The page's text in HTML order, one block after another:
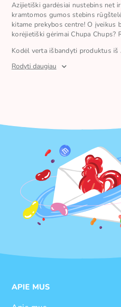
Azijietiški gardėsiai nustebins net
kramtomos gumos stebins
kitame prekybos centre! O
korėjietiški gėrimai Chupa
Kodėl verta išbandyti produktus iš
Azijos produktai – tai tarsi
tik fizinėse parduotuvėse, bet ir
Rodyti daugiau
APIE MUS